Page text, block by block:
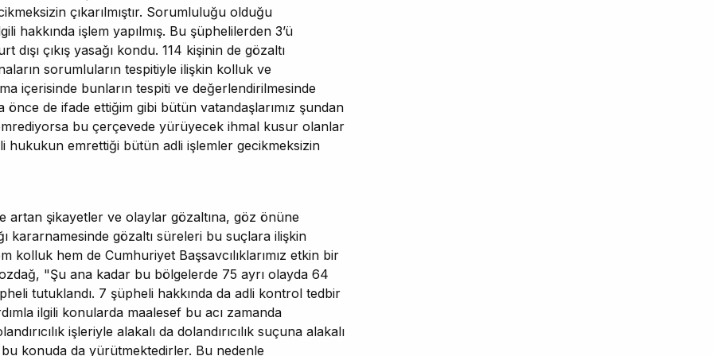
çıkarılmıştır. Sorumluluğu olduğu
hakkında işlem yapılmış. Bu şüphelilerden 3’ü
dışı çıkış yasağı kondu. 114 kişinin de gözaltı
sorumluların tespitiyle ilişkin kolluk ve
içerisinde bunların tespiti ve değerlendirilmesinde
de ifade ettiğim gibi bütün vatandaşlarımız şundan
bu çerçevede yürüyecek ihmal kusur olanlar
hukukun emrettiği bütün adli işlemler gecikmeksizin
artan şikayetler ve olaylar gözaltına, göz önüne
kararnamesinde gözaltı süreleri bu suçlara ilişkin
kolluk hem de Cumhuriyet Başsavcılıklarımız etkin bir
"Şu ana kadar bu bölgelerde 75 ayrı olayda 64
tutuklandı. 7 şüpheli hakkında da adli kontrol tedbir
ilgili konularda maalesef bu acı zamanda
işleriyle alakalı da dolandırıcılık suçuna alakalı
konuda da yürütmektedirler. Bu nedenle